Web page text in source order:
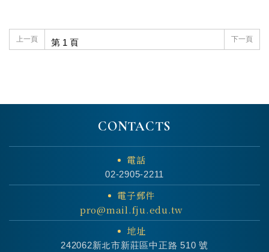
上一頁 下一頁
CONTACTS
電話
02-2905-2211
電子郵件
pro@mail.fju.edu.tw
地址
242062新北市新莊區中正路 510 號